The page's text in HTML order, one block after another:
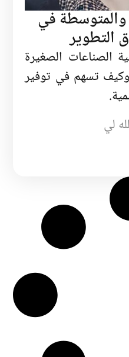
والمتوسطة في
التطوير
الصناعات الصغيرة
تسهم في توفير
لي